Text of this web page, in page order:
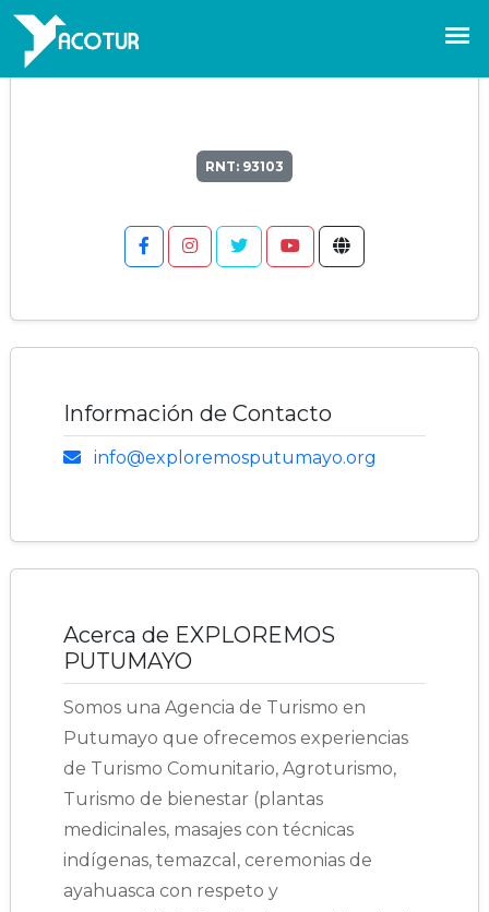
EXPLOREMOS
PUTUMAYO
RNT: 93103
Información de Contacto
info@exploremosputumayo.org
Acerca de EXPLOREMOS
PUTUMAYO
Somos una Agencia de Turismo en
Putumayo que ofrecemos experiencias
de Turismo Comunitario, Agroturismo,
Turismo de bienestar (plantas
medicinales, masajes con técnicas
indígenas, temazcal, ceremonias de
ayahuasca con respeto y